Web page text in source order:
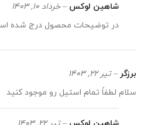
شاهین لوکس – خرداد 10, 1403
در توضیحات محصول درج شده
برزگر – تیر 22, 1403
سلام لطفاً تمام استیل رو موجود کنید